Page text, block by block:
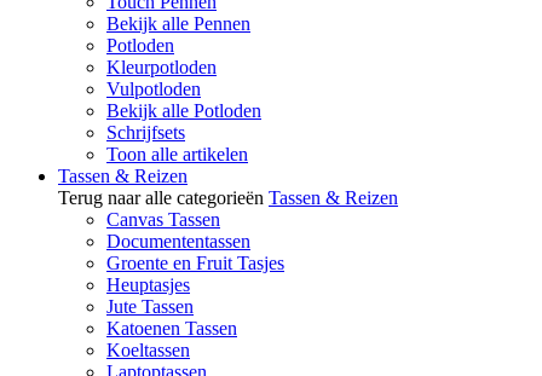
Bekijk alle Pennen
Potloden
Kleurpotloden
Vulpotloden
Bekijk alle Potloden
Schrijfsets
Toon alle artikelen
Tassen & Reizen
Terug naar alle categorieën Tassen & Reizen
Canvas Tassen
Documententassen
Groente en Fruit Tasjes
Heuptasjes
Jute Tassen
Katoenen Tassen
Koeltassen
Laptoptassen